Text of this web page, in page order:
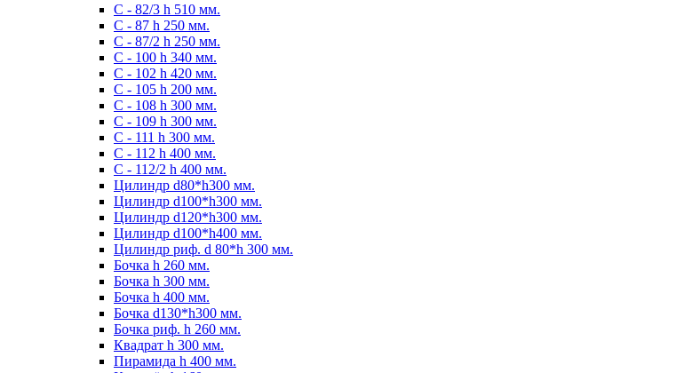
С - 82/3 h 510 мм.
С - 87 h 250 мм.
С - 87/2 h 250 мм.
С - 100 h 340 мм.
C - 102 h 420 мм.
С - 105 h 200 мм.
С - 108 h 300 мм.
С - 109 h 300 мм.
С - 111 h 300 мм.
C - 112 h 400 мм.
С - 112/2 h 400 мм.
Цилиндр d80*h300 мм.
Цилиндр d100*h300 мм.
Цилиндр d120*h300 мм.
Цилиндр d100*h400 мм.
Цилиндр риф. d 80*h 300 мм.
Бочка h 260 мм.
Бочка h 300 мм.
Бочка h 400 мм.
Бочка d130*h300 мм.
Бочка риф. h 260 мм.
Квадрат h 300 мм.
Пирамида h 400 мм.